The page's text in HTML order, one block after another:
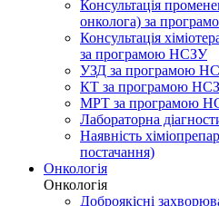
Консультація
онколога) за
Консультація
за програмою НСЗУ
УЗД за програмою
КТ за програмою
МРТ за програмою
Лабораторна
Наявність
постачання)
Онкологія
Онкологія
Доброякісні